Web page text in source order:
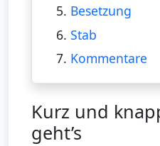
5. Besetzung
6. Stab
7. Kommentare
Kurz und
geht’s